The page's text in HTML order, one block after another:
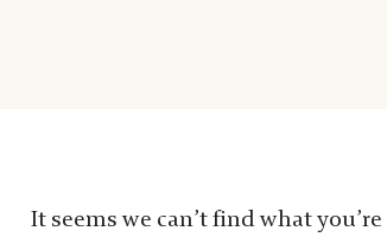
It seems we can’t find what